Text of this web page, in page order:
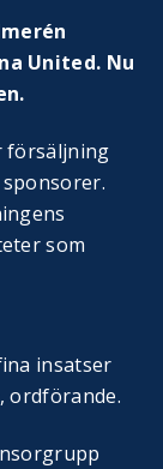
United. Nu
försäljning
som
insatser
ordförande.